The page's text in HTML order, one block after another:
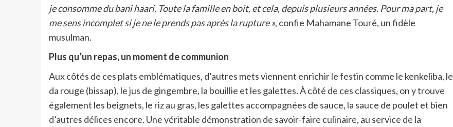
je consomme du bani haari. Toute la famille en boit, et cela, depuis plusieurs années. Pour ma part, je
me sens incomplet si je ne le prends pas après la rupture », confie Mahamane Touré, un fidèle
musulman.
Plus qu’un repas, un moment de communion
Aux côtés de ces plats emblématiques, d’autres mets viennent enrichir le festin comme le kenkeliba, le
da rouge (bissap), le jus de gingembre, la bouillie et les galettes. À côté de ces classiques, on y trouve
également les beignets, le riz au gras, les galettes accompagnées de sauce, la sauce de poulet et bien
d’autres délices encore. Une véritable démonstration de savoir-faire culinaire, au service de la